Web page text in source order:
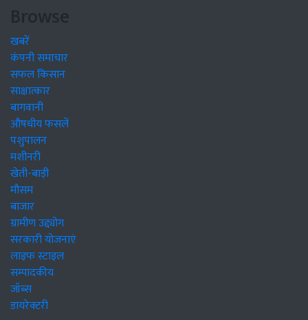
Browse
खबरें
कंपनी समाचार
सफल किसान
साक्षात्कार
बागवानी
औषधीय फसलें
पशुपालन
मशीनरी
खेती-बाड़ी
मौसम
बाजार
ग्रामीण उद्द्योग
सरकारी योजनाएं
लाइफ स्टाइल
सम्पादकीय
जॉब्स
डायरेक्टरी